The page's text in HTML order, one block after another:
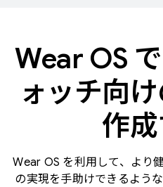
Wear OS
ォッチ向
作
Wear OS を利用して、より
の実現を手助けできるよう